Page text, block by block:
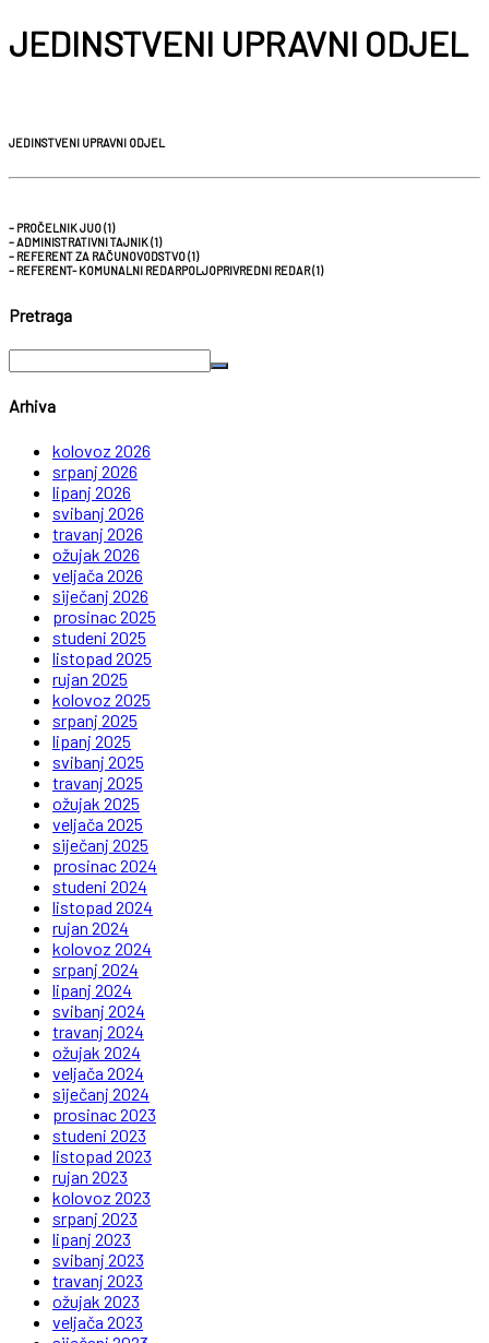
JEDINSTVENI UPRAVNI ODJEL
JEDINSTVENI UPRAVNI ODJEL
– PROČELNIK JUO (1)
– ADMINISTRATIVNI TAJNIK (1)
– REFERENT ZA RAČUNOVODSTVO (1)
– REFERENT- KOMUNALNI REDARPOLJOPRIVREDNI REDAR (1)
Pretraga
Arhiva
kolovoz 2026
srpanj 2026
lipanj 2026
svibanj 2026
travanj 2026
ožujak 2026
veljača 2026
siječanj 2026
prosinac 2025
studeni 2025
listopad 2025
rujan 2025
kolovoz 2025
srpanj 2025
lipanj 2025
svibanj 2025
travanj 2025
ožujak 2025
veljača 2025
siječanj 2025
prosinac 2024
studeni 2024
listopad 2024
rujan 2024
kolovoz 2024
srpanj 2024
lipanj 2024
svibanj 2024
travanj 2024
ožujak 2024
veljača 2024
siječanj 2024
prosinac 2023
studeni 2023
listopad 2023
rujan 2023
kolovoz 2023
srpanj 2023
lipanj 2023
svibanj 2023
travanj 2023
ožujak 2023
veljača 2023